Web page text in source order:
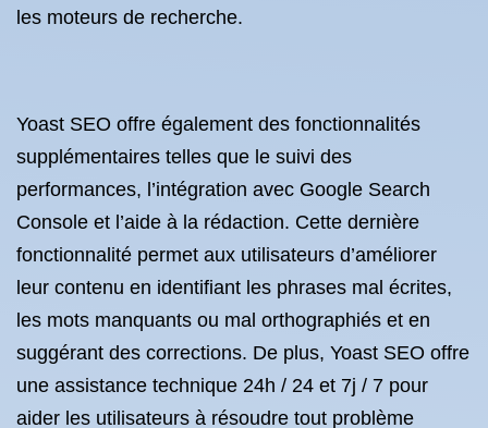
les moteurs de recherche.
Yoast SEO offre également des fonctionnalités
supplémentaires telles que le suivi des
performances, l’intégration avec Google Search
Console et l’aide à la rédaction. Cette dernière
fonctionnalité permet aux utilisateurs d’améliorer
leur contenu en identifiant les phrases mal écrites,
les mots manquants ou mal orthographiés et en
suggérant des corrections. De plus, Yoast SEO offre
une assistance technique 24h / 24 et 7j / 7 pour
aider les utilisateurs à résoudre tout problème